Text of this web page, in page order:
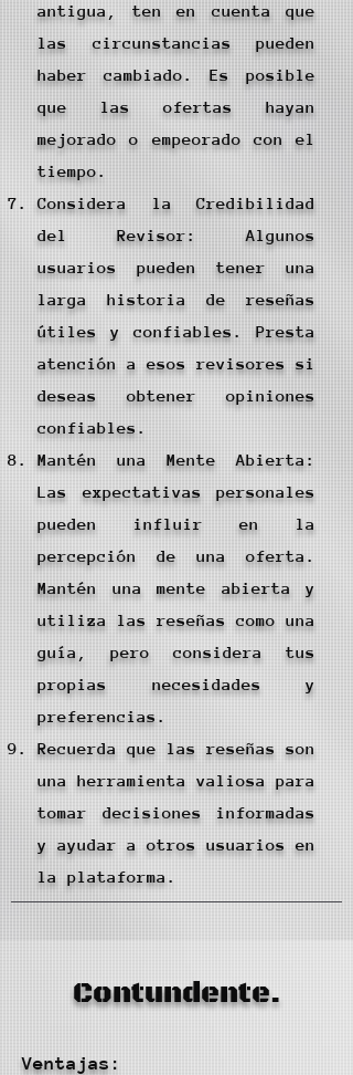
antigua, ten en cuenta que
las circunstancias pueden
haber cambiado. Es posible
que las ofertas hayan
mejorado o empeorado con el
tiempo.
Considera la Credibilidad
del Revisor: Algunos
usuarios pueden tener una
larga historia de reseñas
útiles y confiables. Presta
atención a esos revisores si
deseas obtener opiniones
confiables.
Mantén una Mente Abierta:
Las expectativas personales
pueden influir en la
percepción de una oferta.
Mantén una mente abierta y
utiliza las reseñas como una
guía, pero considera tus
propias necesidades y
preferencias.
Recuerda que las reseñas son
una herramienta valiosa para
tomar decisiones informadas
y ayudar a otros usuarios en
la plataforma.
Contundente.
Ventajas: